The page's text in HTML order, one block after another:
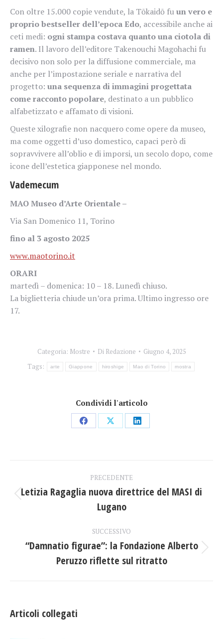
Con oltre 15.000 copie vendute, la Tōkaidō fuun vero e
proprio bestseller dell’epoca Edo, accessibile anche ai
ceti medi: ogni stampa costava quanto una ciotola di
ramen. Il lavoro dell’editore Takenouchi Magohachi fu
decisivo non solo per la diffusione commerciale, ma
anche per l’impostazione seriale e narrativa del
progetto: una sequenza di immagini progettata
come racconto popolare, destinato a un pubblico
alfabetizzato e affamato di visioni.
Queste xilografie non nacquero come opere da museo,
ma come oggetti d’uso domestico, capaci però di
sopravvivere all’oblio e di imporsi, un secolo dopo, come
icone dell’estetica giapponese nel mondo.
Vademecum
MAO Museo d’Arte Orientale –
Via San Domenico 11, Torino
fino al 3 agosto 2025
www.maotorino.it
ORARI
martedì – domenica: 10 – 18. Lunedì chiuso.
La biglietteria chiude un’ora prima. Ultimo ingresso ore
17.
Categoria: Mostre Di Redazione
Giugno 4, 2025
Tags:
arte Giappone hiroshige Mao di Torino mostra
Condividi l'articolo
CondividiCondividiCondividi
tra
post
PRECEDENTE
Post
precedente:
Letizia Ragaglia nuova direttrice del MASI di
Lugano
SUCCESSIVO
Prossimo
post:
“Damnatio figurae”: la Fondazione Alberto
Peruzzo riflette sul ritratto
Articoli collegati